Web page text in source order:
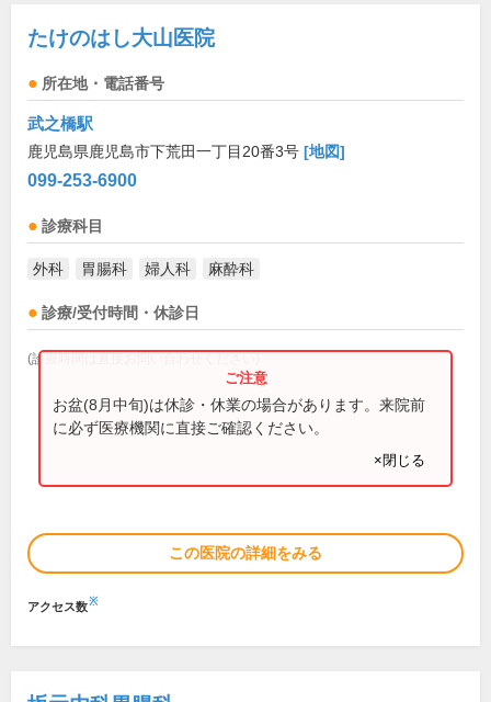
たけのはし大山医院
所在地・電話番号
武之橋駅
鹿児島県鹿児島市下荒田一丁目20番3号 [地図]
099-253-6900
診療科目
外科 胃腸科 婦人科 麻酔科
診療/受付時間・休診日
(診療時間は直接お問い合わせください)
お盆(8月中旬)は休診・休業の場合があります。来院前
に必ず医療機関に直接ご確認ください。
×閉じる
この医院の詳細をみる
アクセス数※